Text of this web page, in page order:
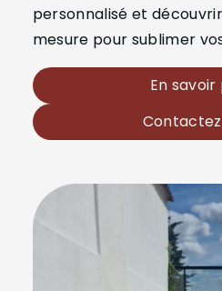
personnalisé et
mesure pour sublimer
En savoir